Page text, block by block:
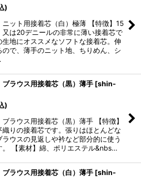
)
ニット用接着芯（白）極薄 【特徴】15
又は20デニールの非常に薄い接着芯で
生地にオススメなソフトな接着芯。伸
ので、薄手のニット地、ちりめん、シ
ブラウス用接着芯（黒）薄手 [shin-
)
ラウス用接着芯（黒）薄手 【特徴】
織りの接着芯です。張りはほとんどな
ラウスの見返しや衿など部分的に使う
。 【素材】綿、ポリエステル&nbs…
ブラウス用接着芯（白）薄手 [shin-